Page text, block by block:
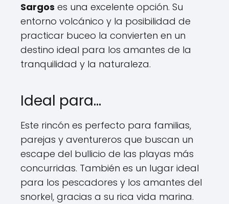
Sargos es una excelente opción. Su
entorno volcánico y la posibilidad de
practicar buceo la convierten en un
destino ideal para los amantes de la
tranquilidad y la naturaleza.
Ideal para…
Este rincón es perfecto para familias,
parejas y aventureros que buscan un
escape del bullicio de las playas más
concurridas. También es un lugar ideal
para los pescadores y los amantes del
snorkel, gracias a su rica vida marina.